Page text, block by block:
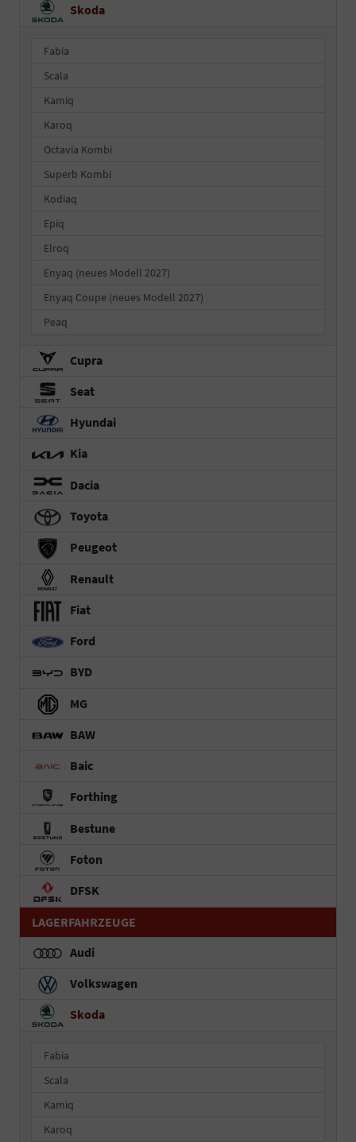
Skoda
Fabia
Scala
Kamiq
Karoq
Octavia Kombi
Superb Kombi
Kodiaq
Epiq
Elroq
Enyaq (neues Modell 2027)
Enyaq Coupe (neues Modell 2027)
Peaq
Cupra
Seat
Hyundai
Kia
Dacia
Toyota
Peugeot
Renault
Fiat
Ford
BYD
MG
BAW
Baic
Forthing
Bestune
Foton
DFSK
LAGERFAHRZEUGE
Audi
Volkswagen
Skoda
Fabia
Scala
Kamiq
Karoq